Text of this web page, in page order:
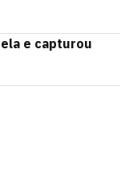
e capturou